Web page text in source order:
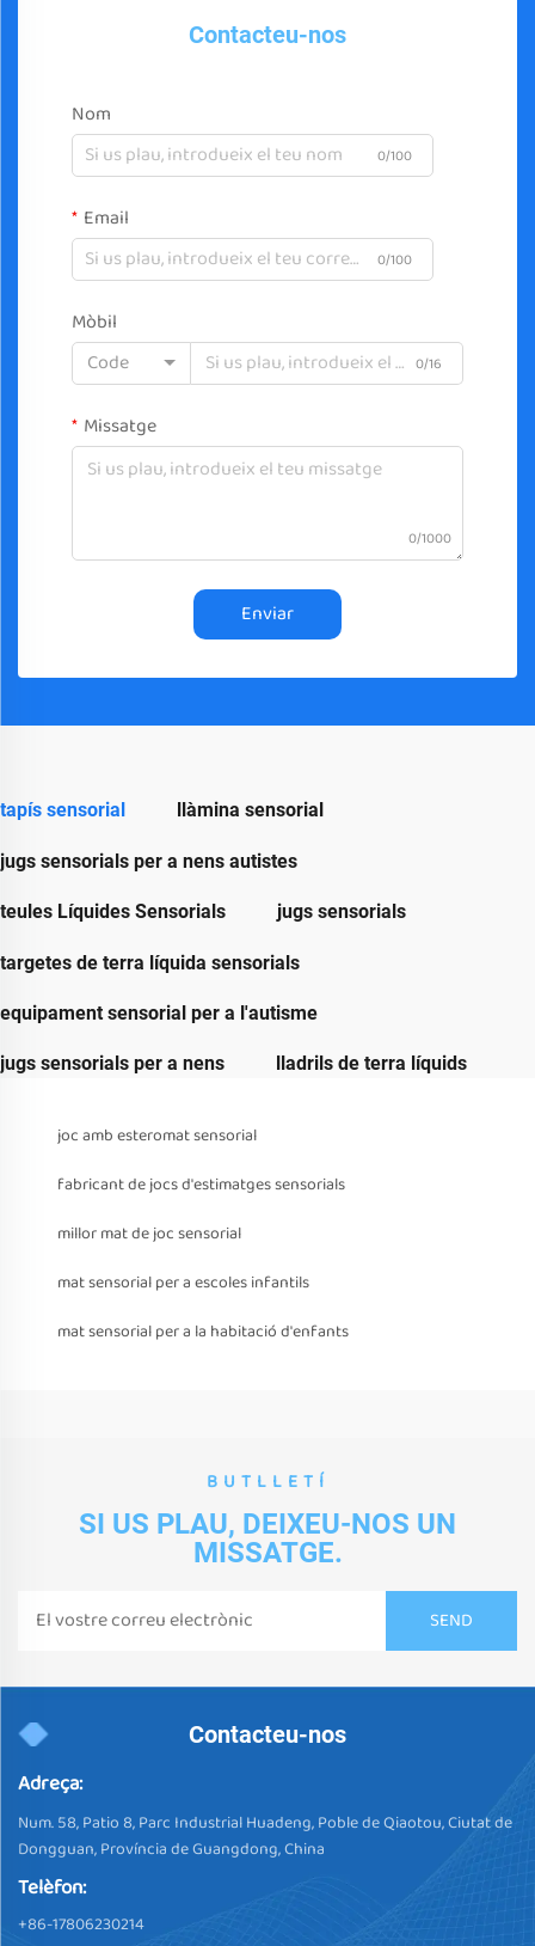
Contacteu-nos
Nom
0/100
Email
0/100
Mòbil
Code
0/16
Missatge
0/1000
Enviar
tapís sensorial llàmina sensorial
jugs sensorials per a nens autistes
teules Líquides Sensorials jugs sensorials
targetes de terra líquida sensorials
equipament sensorial per a l'autisme
jugs sensorials per a nens lladrils de terra líquids
joc amb esteromat sensorial
fabricant de jocs d'estimatges sensorials
millor mat de joc sensorial
mat sensorial per a escoles infantils
mat sensorial per a la habitació d'enfants
BUTLLETÍ
SI US PLAU, DEIXEU-NOS UN
MISSATGE.
Contacteu-nos
Adreça:
Num. 58, Patio 8, Parc Industrial Huadeng, Poble de Qiaotou, Ciutat de
Dongguan, Província de Guangdong, China
Telèfon:
+86-17806230214